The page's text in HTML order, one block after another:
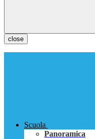
close
Scuola
Panoramica